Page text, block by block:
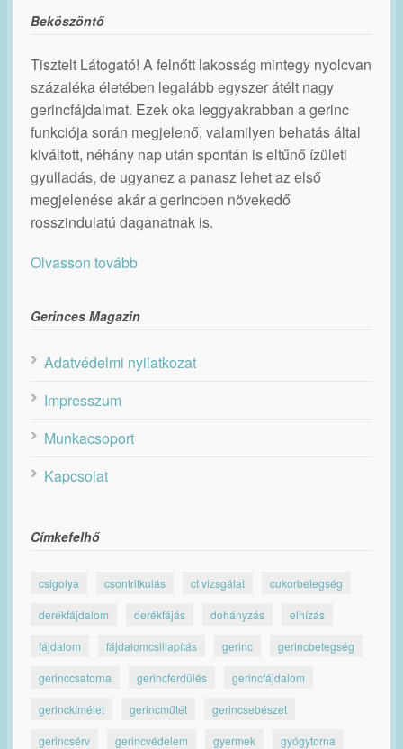
Beköszöntő
Tisztelt Látogató! A felnőtt lakosság mintegy nyolcvan
százaléka életében legalább egyszer átélt nagy
gerincfájdalmat. Ezek oka leggyakrabban a gerinc
funkciója során megjelenő, valamilyen behatás által
kiváltott, néhány nap után spontán is eltűnő ízületi
gyulladás, de ugyanez a panasz lehet az első
megjelenése akár a gerincben növekedő
rosszindulatú daganatnak is.
Olvasson tovább
Gerinces Magazin
Adatvédelmi nyilatkozat
Impresszum
Munkacsoport
Kapcsolat
Címkefelhő
csigolya csontritkulás ct vizsgálat cukorbetegség
derékfájdalom derékfájás dohányzás elhízás
fájdalom fájdalomcsillapítás gerinc gerincbetegség
gerinccsatorna gerincferdülés gerincfájdalom
gerinckímélet gerincműtét gerincsebészet
gerincsérv gerincvédelem gyermek gyógytorna